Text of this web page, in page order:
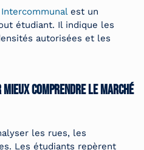
Intercommunalest un
étudiant. Il indique les
autorisées et les
comprendre le marché
les rues, les
Les étudiants repèrent